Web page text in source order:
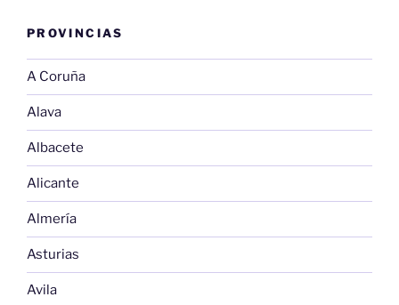
PROVINCIAS
A Coruña
Alava
Albacete
Alicante
Almería
Asturias
Avila